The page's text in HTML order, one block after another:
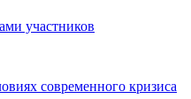
участников
современного кризиса